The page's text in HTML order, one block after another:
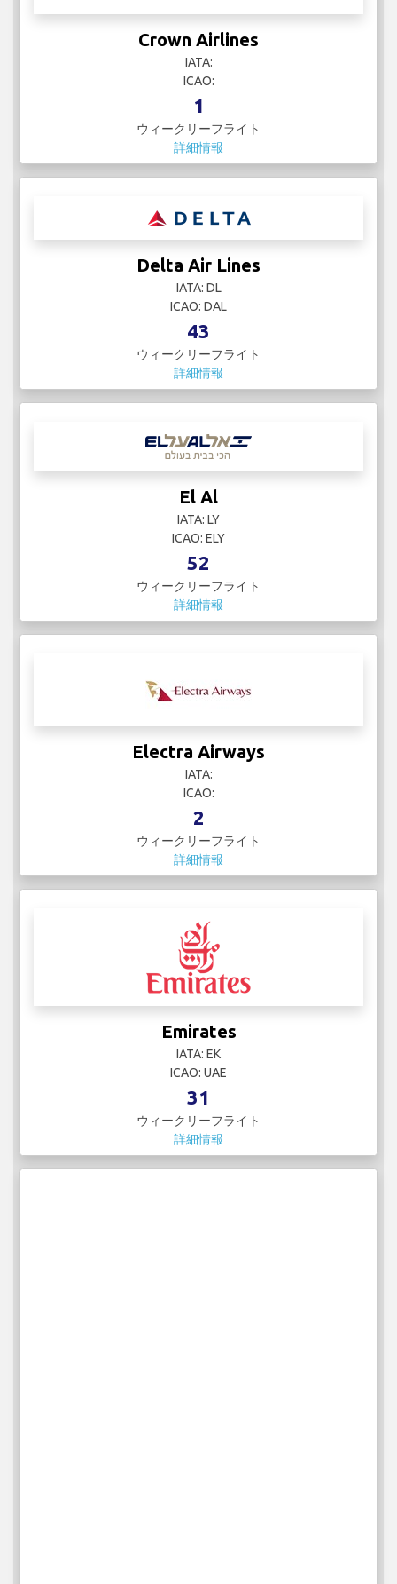
Crown Airlines
IATA:
ICAO:
1
ウィークリーフライト
詳細情報
Delta Air Lines
IATA: DL
ICAO: DAL
43
ウィークリーフライト
詳細情報
El Al
IATA: LY
ICAO: ELY
52
ウィークリーフライト
詳細情報
Electra Airways
IATA:
ICAO:
2
ウィークリーフライト
詳細情報
Emirates
IATA: EK
ICAO: UAE
31
ウィークリーフライト
詳細情報